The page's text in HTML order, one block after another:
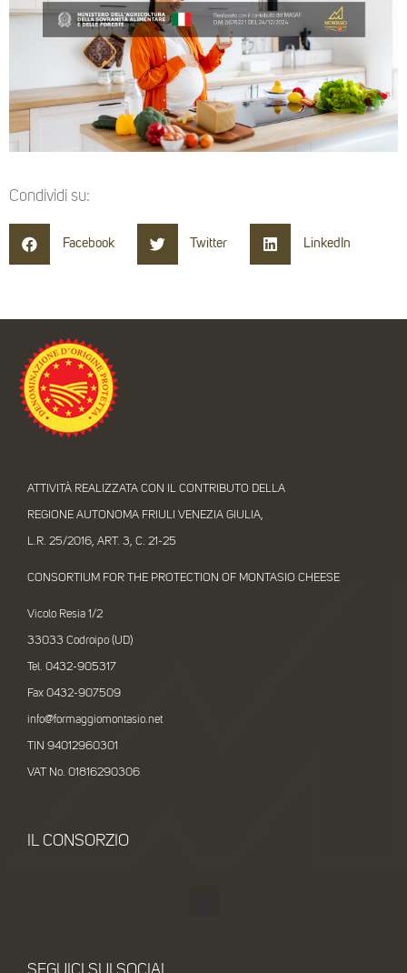
Condividi su:
Facebook Twitter LinkedIn
ATTIVITÀ REALIZZATA CON IL CONTRIBUTO DELLA
REGIONE AUTONOMA FRIULI VENEZIA GIULIA,
L.R. 25/2016, ART. 3, C. 21-25
CONSORTIUM FOR THE PROTECTION OF MONTASIO CHEESE
Vicolo Resia 1/2
33033 Codroipo (UD)
Tel. 0432-905317
Fax 0432-907509
info@formaggiomontasio.net
TIN 94012960301
VAT No. 01816290306
IL CONSORZIO